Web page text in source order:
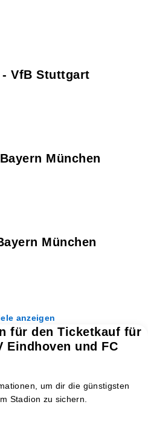
- VfB Stuttgart
München
München
anzeigen
für den Ticketkauf für
Eindhoven und FC
um dir die günstigsten
Stadion zu sichern.